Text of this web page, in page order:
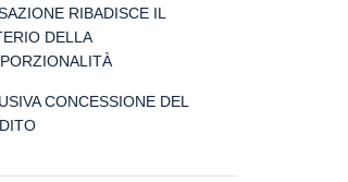
RIBADISCE IL
DELLA
CONCESSIONE DEL